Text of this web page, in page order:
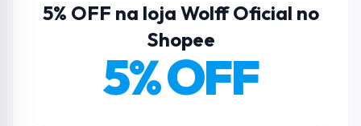
5% OFF na loja Wolff Oficial no
Shopee
5% OFF